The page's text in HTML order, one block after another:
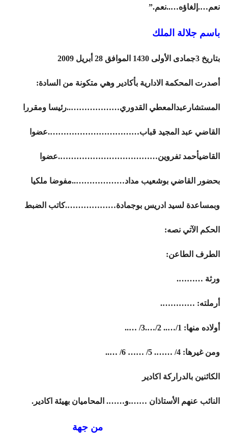
نعم….إلغاؤه…..نعم.”
باسم جلالة الملك
بتاريخ 3جمادى الأولى 1430 الموافق 28 أبريل 2009
أصدرت المحكمة الادارية بأكادير وهي متكونة من السادة:
المستشارعبدالمعطي القدوري………………..رئيسا ومقررا
القاضي عبد المجيد قباب…………………………….عضوا
القاضيأحمد تفروين……………………………….عضوا
بحضور القاضي بوشعيب مداد………………..مفوضا ملكيا
وبمساعدة لسيد ادريس بوجمادة……………….كاتب الضبط
الحكم الآتي نصه:
الطرف الطاعن:
ورثة ……….
أرملته: ………….
أولاده منها: 1/….. 2/….3/ …..
ومن غيرها: 4/ ……. 5/ …… 6/ …..
الكائنين بالدراركة اكادير
النائب عنهم الأستاذان …….و……. المحاميان بهيئة اكادير.
من جهة